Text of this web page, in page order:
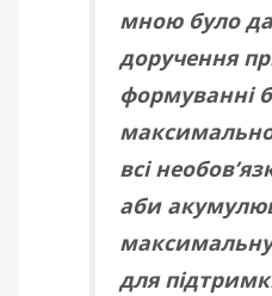
мною було
доручення
формуванні
всі
аби
для